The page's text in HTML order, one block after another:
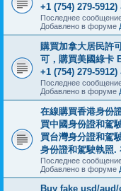
+1 (754) 279-
Последнее
Добавлено в форуме
購買加拿大居民許
可，購買美國綠卡
+1 (754) 279-
Последнее
Добавлено в форуме
在線購買香港身份
買中國身份證和駕
買台灣身分證和駕
身份證和駕駛執照.
Последнее
Добавлено в форуме
Buy fake usd/aud/